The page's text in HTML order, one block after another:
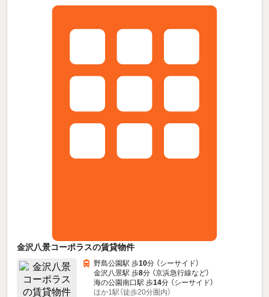
金沢八景コーポラスの賃貸物件
野島公園駅 歩10分 （シーサイド）
金沢八景駅 歩8分 （京浜急行線など）
海の公園南口駅 歩14分 （シーサイド）
ほか1駅（徒歩20分圏内）